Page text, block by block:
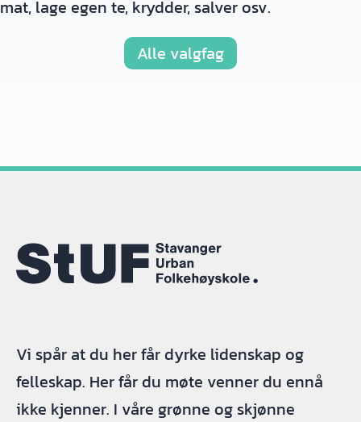
mat, lage egen te, krydder, salver osv.
Alle valgfag
Vi spår at du her får dyrke lidenskap og
felleskap. Her får du møte venner du ennå
ikke kjenner. I våre grønne og skjønne